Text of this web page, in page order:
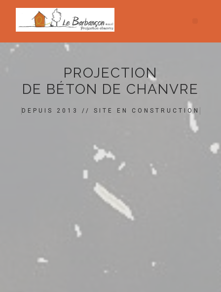
PROJECTION
DE BÉTON DE CHANVRE
DEPUIS 2013 // SITE EN CONSTRUCTION